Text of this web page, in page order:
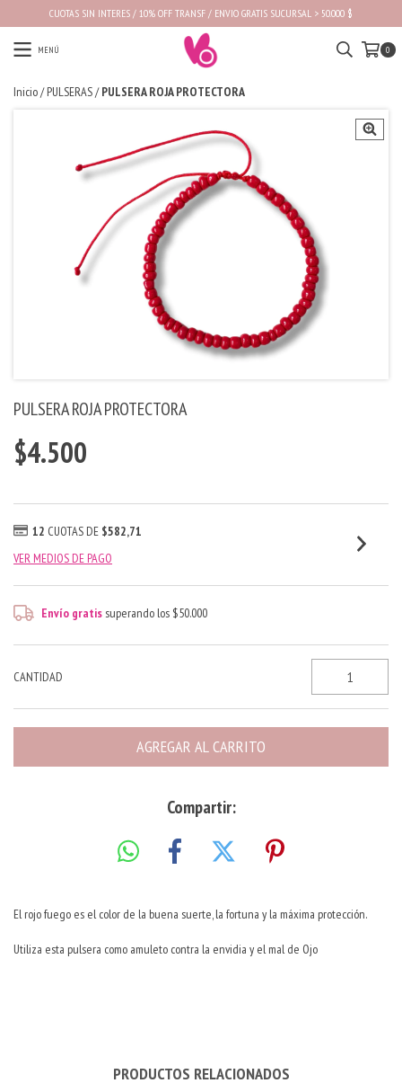
CUOTAS SIN INTERES / 10% OFF TRANSF / ENVIO GRATIS SUCURSAL > 50.000 $
MENÚ 0
Inicio/ PULSERAS/ PULSERA ROJA PROTECTORA
PULSERA ROJA PROTECTORA
$4.500
12 CUOTAS DE $582,71
VER MEDIOS DE PAGO
Envío gratis superando los $50.000
CANTIDAD
Compartir:
El rojo fuego es el color de la buena suerte, la fortuna y la máxima protección.
Utiliza esta pulsera como amuleto contra la envidia y el mal de Ojo
PRODUCTOS RELACIONADOS